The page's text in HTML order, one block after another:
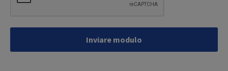
Inviare modulo